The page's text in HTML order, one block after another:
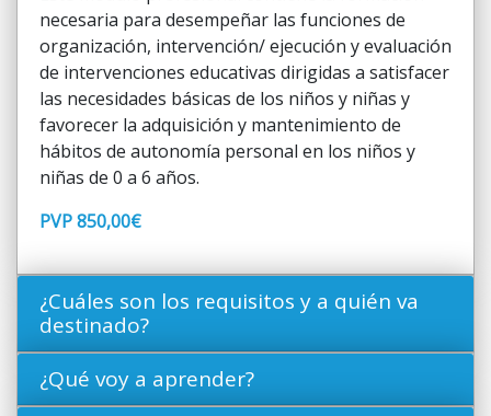
necesaria para desempeñar las funciones de
organización, intervención/ ejecución y evaluación
de intervenciones educativas dirigidas a satisfacer
las necesidades básicas de los niños y niñas y
favorecer la adquisición y mantenimiento de
hábitos de autonomía personal en los niños y
niñas de 0 a 6 años.
PVP 850,00€
¿Cuáles son los requisitos y a quién va
destinado?
¿Qué voy a aprender?